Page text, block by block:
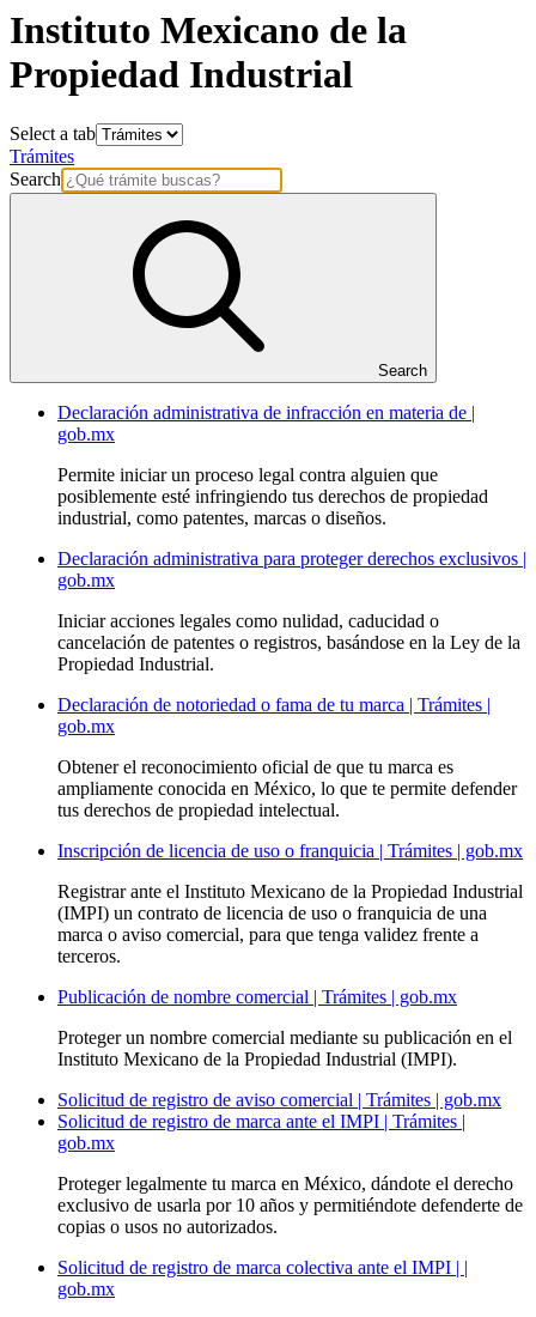
Instituto Mexicano de la
Propiedad Industrial
Select a tab
Trámites
Search
Search
Declaración administrativa de infracción en materia de |
gob.mx
Permite iniciar un proceso legal contra alguien que
posiblemente esté infringiendo tus derechos de propiedad
industrial, como patentes, marcas o diseños.
Declaración administrativa para proteger derechos exclusivos |
gob.mx
Iniciar acciones legales como nulidad, caducidad o
cancelación de patentes o registros, basándose en la Ley de la
Propiedad Industrial.
Declaración de notoriedad o fama de tu marca | Trámites |
gob.mx
Obtener el reconocimiento oficial de que tu marca es
ampliamente conocida en México, lo que te permite defender
tus derechos de propiedad intelectual.
Inscripción de licencia de uso o franquicia | Trámites | gob.mx
Registrar ante el Instituto Mexicano de la Propiedad Industrial
(IMPI) un contrato de licencia de uso o franquicia de una
marca o aviso comercial, para que tenga validez frente a
terceros.
Publicación de nombre comercial | Trámites | gob.mx
Proteger un nombre comercial mediante su publicación en el
Instituto Mexicano de la Propiedad Industrial (IMPI).
Solicitud de registro de aviso comercial | Trámites | gob.mx
Solicitud de registro de marca ante el IMPI | Trámites |
gob.mx
Proteger legalmente tu marca en México, dándote el derecho
exclusivo de usarla por 10 años y permitiéndote defenderte de
copias o usos no autorizados.
Solicitud de registro de marca colectiva ante el IMPI | |
gob.mx